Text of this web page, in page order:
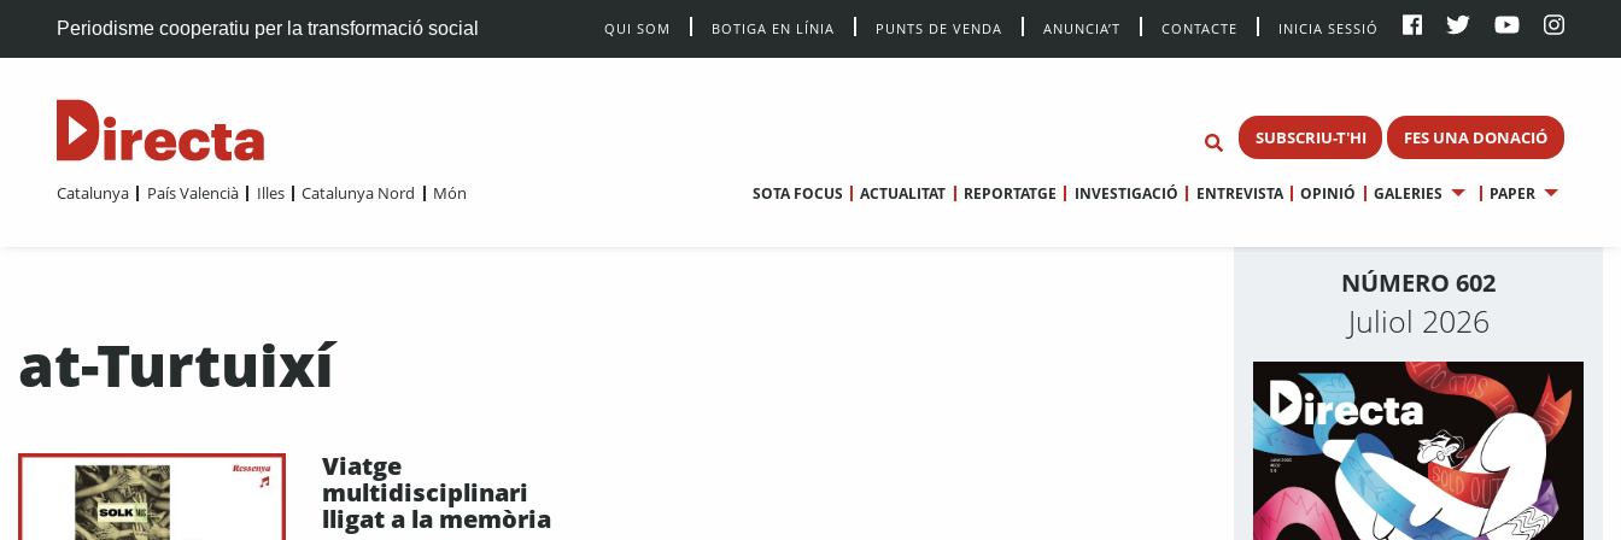
Periodisme cooperatiu per la transformació social QUI SOM BOTIGA EN LÍNIA PUNTS DE VENDA ANUNCIA’T CONTACTE INICIA SESSIÓ
SUBSCRIU-T'HI FES UNA DONACIÓ
Catalunya País Valencià Illes Catalunya Nord Món SOTA FOCUS ACTUALITAT REPORTATGE INVESTIGACIÓ ENTREVISTA OPINIÓ GALERIES PAPER
at-Turtuixí
Viatge
multidisciplinari
lligat a la memòria
NÚMERO 602
Juliol 2026